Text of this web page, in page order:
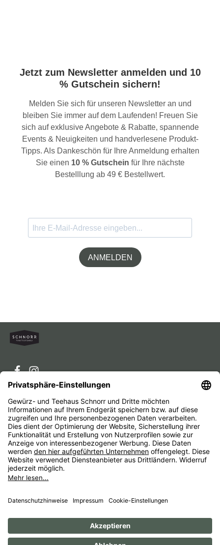
Jetzt zum Newsletter anmelden und 10
% Gutschein sichern!
Melden Sie sich für unseren Newsletter an und
bleiben Sie immer auf dem Laufenden! Freuen Sie
sich auf exklusive Angebote & Rabatte, spannende
Events & Neuigkeiten und handverlesene Produkt-
Tipps. Als Dankeschön für Ihre Anmeldung erhalten
Sie einen 10 % Gutschein für Ihre nächste
Bestelllung ab 49 € Bestellwert.
ANMELDEN
Service-Hotline
Service
Unternehmen
Alle Preise inkl. gesetzl. Mehrwertsteuer zzgl.
anders angegeben.
ImpressumAGBWiderrufsbelehrungenDatenschutz
Barrierefreiheit